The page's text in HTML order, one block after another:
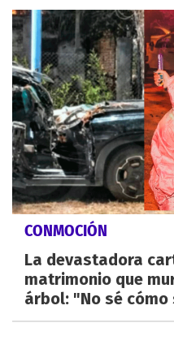
CONMOCIÓN
La devastadora
matrimonio que
árbol: "No sé cómo